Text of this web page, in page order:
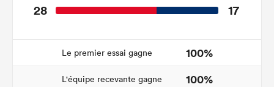
28 17
Le premier essai gagne 100%
L'équipe recevante gagne 100%